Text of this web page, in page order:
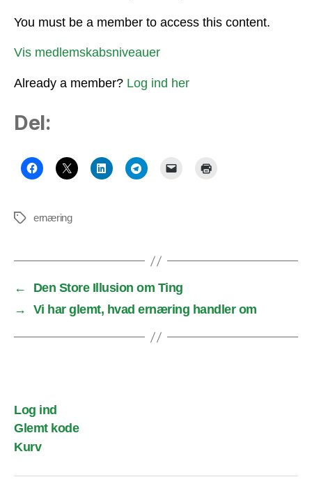
You must be a member to access this content.
Vis medlemskabsniveauer
Already a member? Log ind her
Del:
Tagsernæring
←
Den Store Illusion om Ting
→
Vi har glemt, hvad ernæring handler om
Log ind
Glemt kode
Kurv